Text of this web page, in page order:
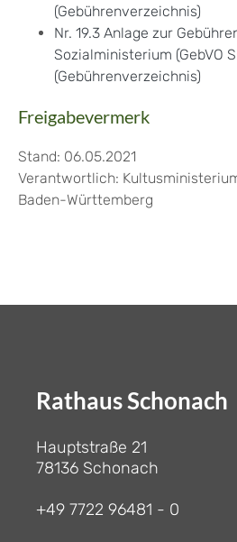
(Gebührenverzeichnis)
Nr. 19.3 Anlage zur
Sozialministerium (GebVO
(Gebührenverzeichnis)
Freigabevermerk
Stand: 06.05.2021
Verantwortlich:
Baden-Württemberg
Rathaus Schonach
Hauptstraße 21
78136 Schonach
+49 7722 96481 - 0